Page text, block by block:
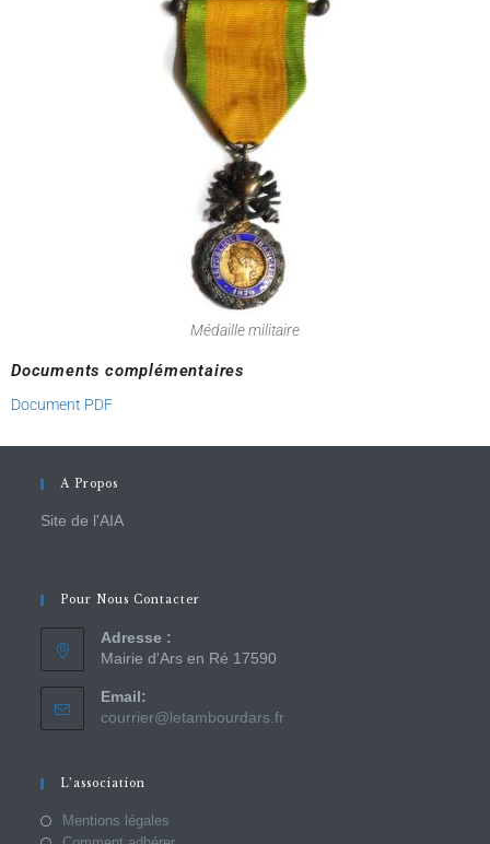
Médaille militaire
Documents complémentaires
Document PDF
A Propos
Site de l'AIA
Pour Nous Contacter
Adresse :
Mairie d'Ars en Ré 17590
Email:
courrier@letambourdars.fr
L’association
Mentions légales